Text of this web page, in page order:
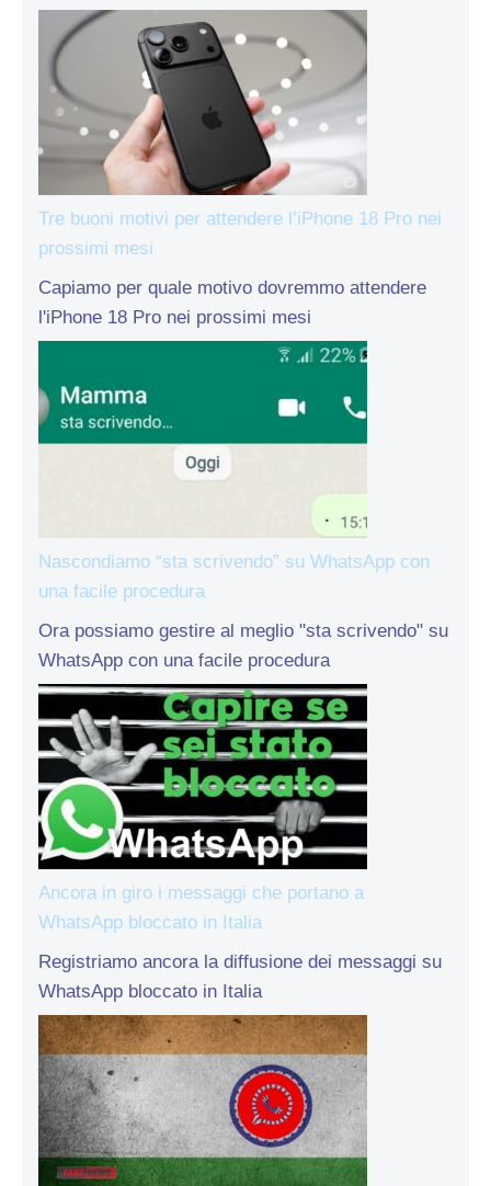
Tre buoni motivi per attendere l’iPhone 18 Pro nei
prossimi mesi
Capiamo per quale motivo dovremmo attendere
l'iPhone 18 Pro nei prossimi mesi
Nascondiamo “sta scrivendo” su WhatsApp con
una facile procedura
Ora possiamo gestire al meglio "sta scrivendo" su
WhatsApp con una facile procedura
Ancora in giro i messaggi che portano a
WhatsApp bloccato in Italia
Registriamo ancora la diffusione dei messaggi su
WhatsApp bloccato in Italia